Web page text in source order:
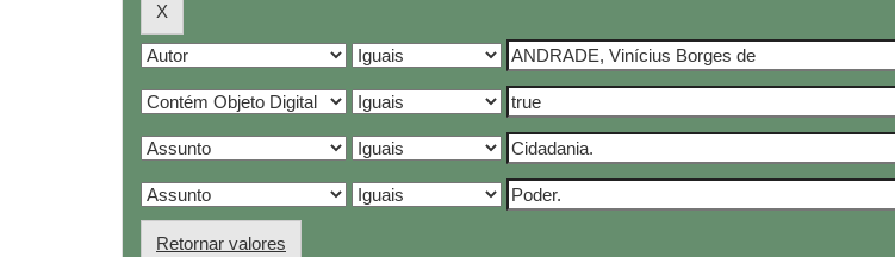
Retornar valores